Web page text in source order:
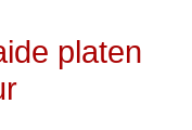
platen